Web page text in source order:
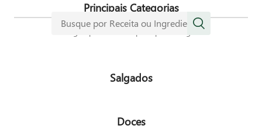
Principais Categorias
Navegue pelas nossas principais categorias
Salgados
Doces